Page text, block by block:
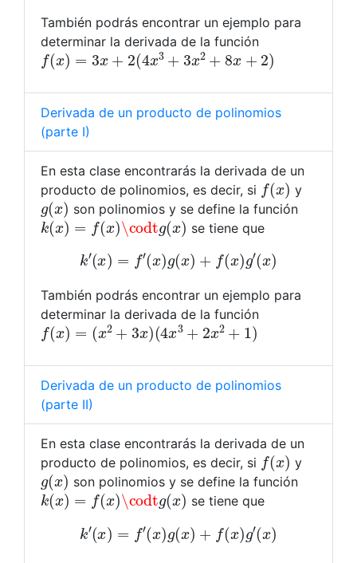
También podrás encontrar un ejemplo para
determinar la derivada de la función
f(x)=3x+ 2( 4x3+3x2+8 x+2)
Derivada de un producto de polinomios
(parte I)
En esta clase encontrarás la derivada de un
producto de polinomios, es decir, si f(x) y
g(x) son polinomios y se define la función
k(x) =f(x)\codtg(x) se tiene que
k′( f′(x)g(x) f x)g′( x)
También podrás encontrar un ejemplo para
determinar la derivada de la función
f(x)=(x2+3 x)(4x3+2x2 +1)
Derivada de un producto de polinomios
(parte II)
En esta clase encontrarás la derivada de un
producto de polinomios, es decir, si f(x) y
g(x) son polinomios y se define la función
k(x) =f(x)\codtg(x) se tiene que
k′( f′(x)g(x) f x)g′( x)